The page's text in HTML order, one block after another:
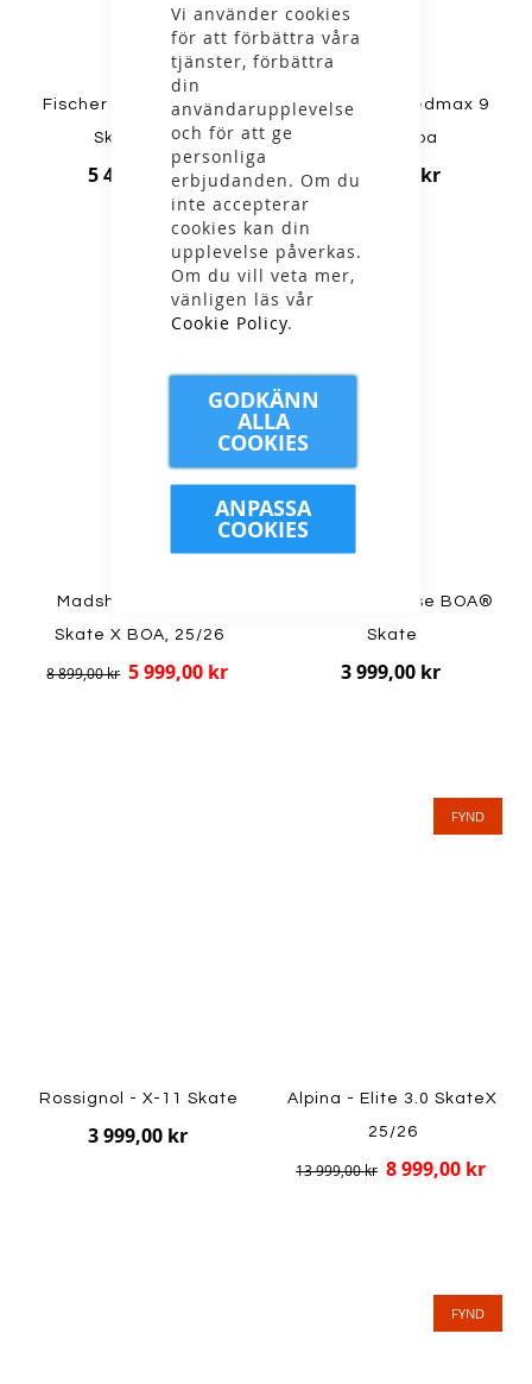
Vi använder cookies
för att förbättra våra
tjänster, förbättra
din
användarupplevelse
och för att ge
personliga
erbjudanden. Om du
inte accepterar
cookies kan din
upplevelse påverkas.
Om du vill veta mer,
vänligen läs vår
Cookie Policy.
GODKÄNN
ALLA
COOKIES
ANPASSA
COOKIES
Fischer - Speedmax 6
Skate Boa
5 499,00 kr
Fischer - Speedmax 9
SK RL Boa
9 899,00 kr
FYND
Madshus - Redline
Skate X BOA, 25/26
8 899,00 kr 5 999,00 kr
Madshus - Pulse BOA®
Skate
3 999,00 kr
Rossignol - X-11 Skate
3 999,00 kr
FYND
Alpina - Elite 3.0 SkateX
25/26
13 999,00 kr 8 999,00 kr
FYND